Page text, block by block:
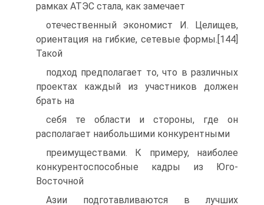
рамках АТЭС стала, как замечает
отечественный экономист И. Целищев,
ориентация на гибкие, сетевые формы.[144]
Такой
подход предполагает то, что в различных
проектах каждый из участников должен
брать на
себя те области и стороны, где он
располагает наибольшими конкурентными
преимуществами. К примеру, наиболее
конкурентоспособные кадры из Юго-
Восточной
Азии подготавливаются в лучших